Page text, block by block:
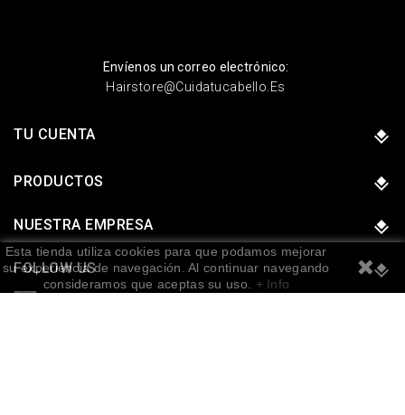
Envíenos un correo electrónico:
Hairstore@cuidatucabello.es
TU CUENTA
PRODUCTOS
NUESTRA EMPRESA
FOLLOW US
Esta tienda utiliza cookies para que podamos mejorar
su experiencia de navegación. Al continuar navegando
consideramos que aceptas su uso. + Info